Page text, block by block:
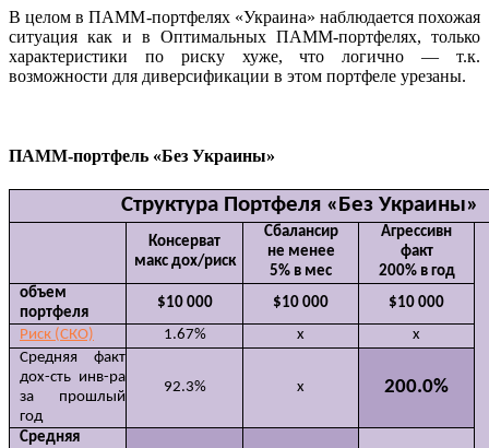
В целом в ПАММ-портфелях «Украина» наблюдается похожая
ситуация как и в Оптимальных ПАММ-портфелях, только
характеристики по риску хуже, что логично — т.к.
возможности для диверсификации в этом портфеле урезаны.
ПАММ-портфель «Без Украины»
Структура Портфеля «Без Украины»
Консерват
макс дох/риск
Сбалансир
не менее
5% в мес
Агрессивн
факт
200% в год
объем
портфеля
$10 000 $10 000
$10 000
Риск (СКО)
1.67% x
х
Средняя факт
дох-сть инв-ра
за прошлый
год
92.3% x 200.0%
Средняя